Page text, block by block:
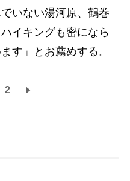
いない湯河原、鶴巻
イキングも密になら
す」とお薦めする。
2